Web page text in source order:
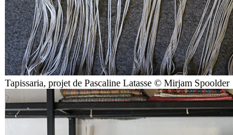
Tapissaria, projet de Pascaline Latasse © Mirjam Spoolder